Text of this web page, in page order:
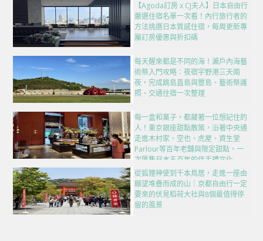
【Agoda訂房 x CJ夫人】日本自由行
嚴選住宿名單一次看！內行旅行者的
方法挑選日本質感住宿，每周更新專
屬訂房優惠與折扣碼
每天醒來都是不同的海！瀨戶內海藝
術祭入門攻略：夜宿宇野港三天兩
夜，完成跳島直島與豐島、藝術祭護
照、交通住宿一次整理
每一盒和菓子，都藏著一位想記住的
人！東京銀座甜點散策，沿著中央通
走進木村家、空也、虎屋、資生堂
Parlour等百年老舖與限定甜點，一
次匯集日本五百年的伴手禮文化
從狐狸神使到千本鳥居，走進一座由
願望堆疊而成的山｜京都自由行一定
要來的伏見稻荷大社與8個最值得停
留的風景